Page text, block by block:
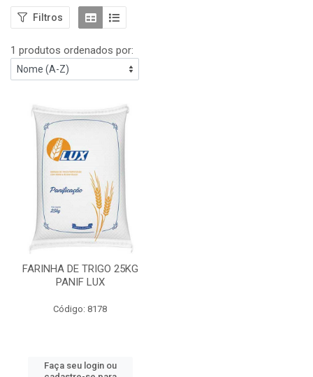
Filtros
1 produtos ordenados por:
FARINHA DE TRIGO 25KG
PANIF LUX
Código: 8178
Faça seu login ou